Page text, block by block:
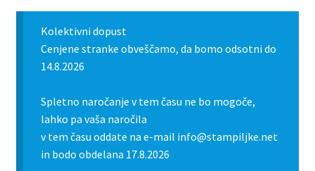
Zaključek nakupa
Košarica
Kolektivni dopust
Cenjene stranke obveščamo, da bomo odsotni do
14.8.2026
Spletno naročanje v tem času ne bo mogoče,
lahko pa vaša naročila
v tem času oddate na e-mail info@stampiljke.net
in bodo obdelana 17.8.2026